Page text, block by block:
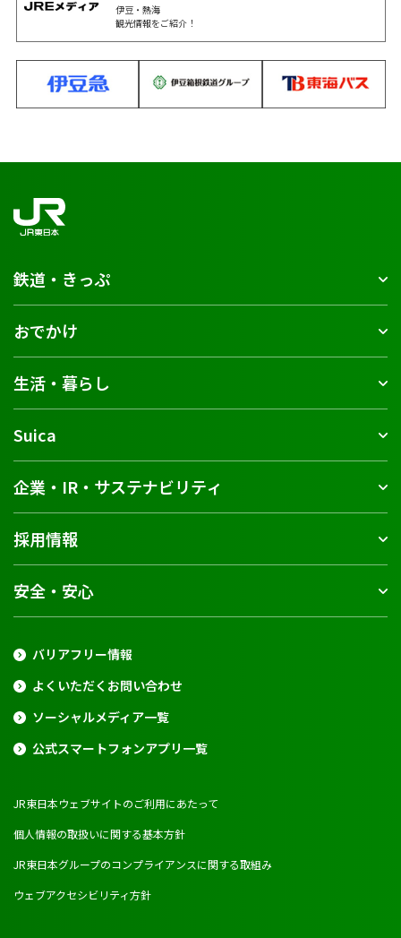
伊豆・ あたみ
熱海
観光情報をご紹介！
鉄道・きっぷ
おでかけ
生活・暮らし
Suica
企業・IR・サステナビリティ
採用情報
安全・安心
バリアフリー情報
よくいただくお問い合わせ
ソーシャルメディア一覧
公式スマートフォンアプリ一覧
JR東日本ウェブサイトのご利用にあたって
個人情報の取扱いに関する基本方針
JR東日本グループのコンプライアンスに関する取組み
ウェブアクセシビリティ方針